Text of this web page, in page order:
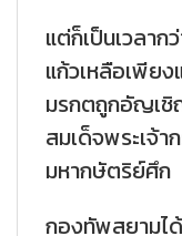
แต่ก็เป็นเวลาก
แก้วเหลือเพีย
มรกตถูกอัญเชิ
สมเด็จพระเจ้า
มหากษัตริย์ศึก
กองทัพสยามไ